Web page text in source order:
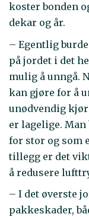
koster bonden
dekar og år.
– Egentlig
på jordet i det
mulig å unngå.
kan gjøre for å
unødvendig
er lagelige.
for stor og som
tillegg er det
å redusere
– I det øverste
pakkeskader,